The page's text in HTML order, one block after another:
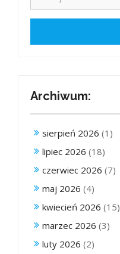
Archiwum:
sierpień 2026 (1)
lipiec 2026 (18)
czerwiec 2026 (7)
maj 2026 (4)
kwiecień 2026 (15)
marzec 2026 (3)
luty 2026 (2)